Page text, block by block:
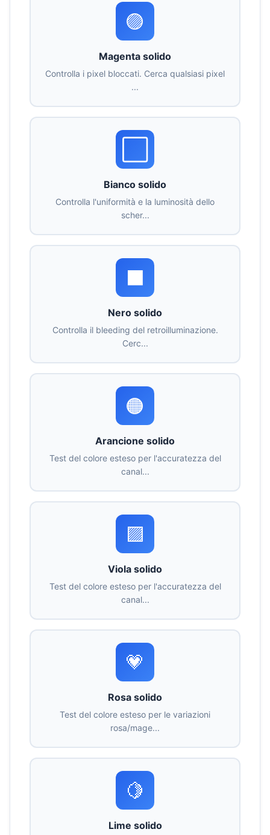
🟣
Magenta solido
Controlla i pixel bloccati. Cerca qualsiasi pixel
...
Bianco solido
Controlla l'uniformità e la luminosità dello
scher...
⬛
Nero solido
Controlla il bleeding del retroilluminazione.
Cerc...
🟠
Arancione solido
Test del colore esteso per l'accuratezza del
canal...
🟪
Viola solido
Test del colore esteso per l'accuratezza del
canal...
💗
Rosa solido
Test del colore esteso per le variazioni
rosa/mage...
🍋
Lime solido